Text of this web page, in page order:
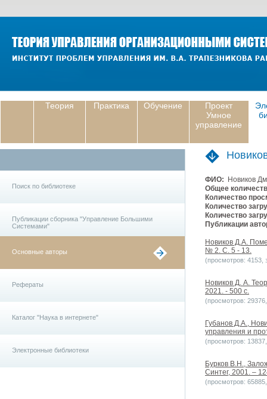
Теория Практика Обучение
Проект
Умное
управление
Поиск по библиотеке
Публикации сборника "Управление Большими
Системами"
Основные авторы
Рефераты
Каталог "Наука в интернете"
Электронные библиотеки
ФИО: Новиков
Общее
Количество
Количество
Количество
Публикации
Новиков Д.А.
№ 2. С. 5 - 13.
(просмотров: 4153,
Новиков Д. А.
2021. - 500 с.
(просмотров:
Губанов Д.А.,
управления и
(просмотров:
Бурков В.Н.,
Синтег, 2001. –
(просмотров: